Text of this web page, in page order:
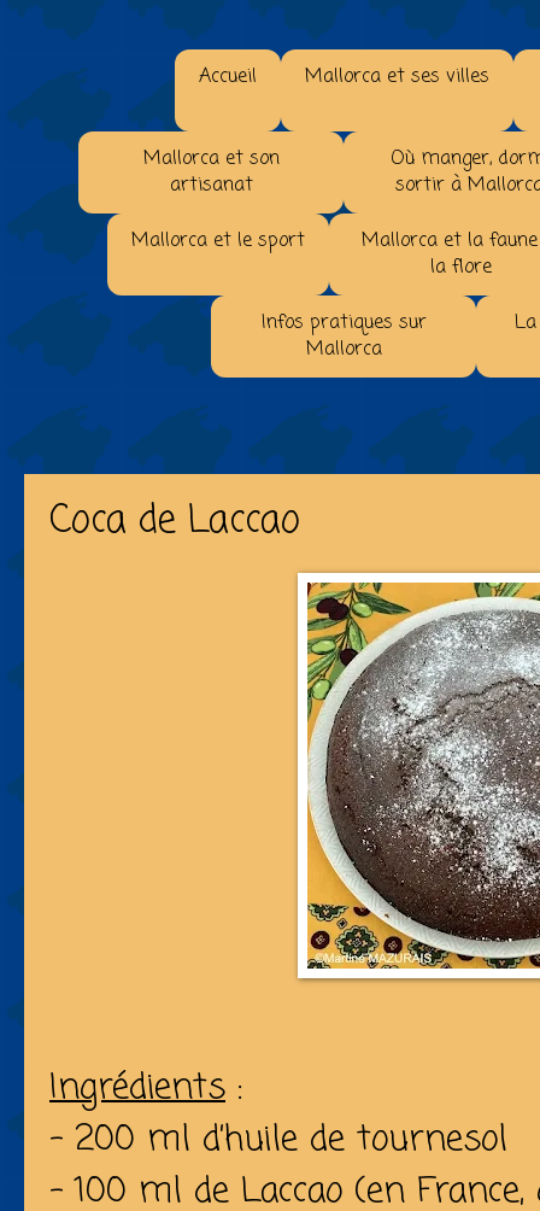
Accueil Mallorca et ses villes
Mallorca et son
artisanat
Où manger,
sortir à
Mallorca et le sport
Mallorca et la
la flore
Infos pratiques sur
Mallorca
Coca de Laccao
Ingrédients :
- 200 ml d’huile de tournesol
- 100 ml de Laccao (en